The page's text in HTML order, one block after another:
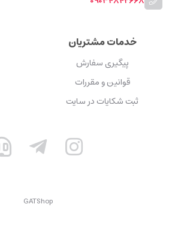
خدمات مشتریان
پیگیری سفارش
قوانین و مقررات
ثبت شکایات در سایت
GATShop